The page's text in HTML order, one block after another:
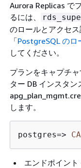
Aurora Replicas で
るには、
のロールとアクセス
「PostgreSQL のロ
してください。
プランをキャプチ
ター DB インスタン
します。
postgres=>
エンドポイン